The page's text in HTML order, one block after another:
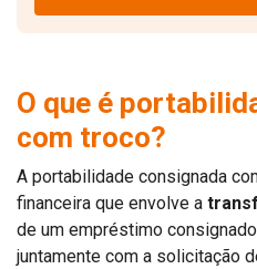
O que é
com troco?
A portabilidade consignada
financeira que envolve a
de um empréstimo
juntamente com a solicitação